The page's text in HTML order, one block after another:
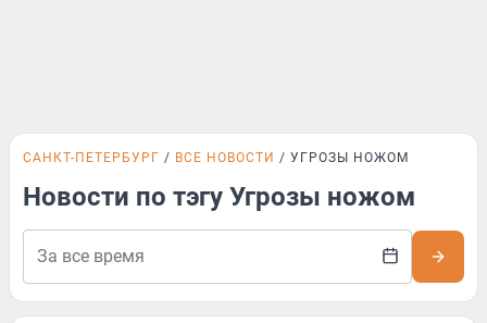
САНКТ-ПЕТЕРБУРГ ВСЕ НОВОСТИ УГРОЗЫ НОЖОМ
Новости по тэгу Угрозы ножом